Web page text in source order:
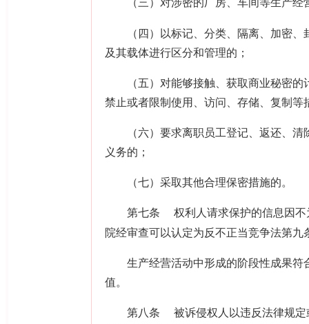
（三）对涉密的厂房、车间等生产经
（四）以标记、分类、隔离、加密、
及其载体进行区分和管理的；
（五）对能够接触、获取商业秘密的
禁止或者限制使用、访问、存储、复制等
（六）要求离职员工登记、返还、清
义务的；
（七）采取其他合理保密措施的。
第七条
权利人请求保护的信息因
院经审查可以认定为反不正当竞争法第
生产经营活动中形成的阶段性成果符
值。
第八条
被诉侵权人以违反法律规